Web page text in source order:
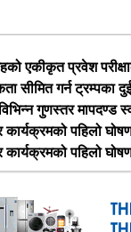
एकीकृत प्रवेश
सीमित गर्न ट्रम्पका
गुणस्तर मापदण्ड
कार्यक्रमको पहिलो
कार्यक्रमको पहिलो